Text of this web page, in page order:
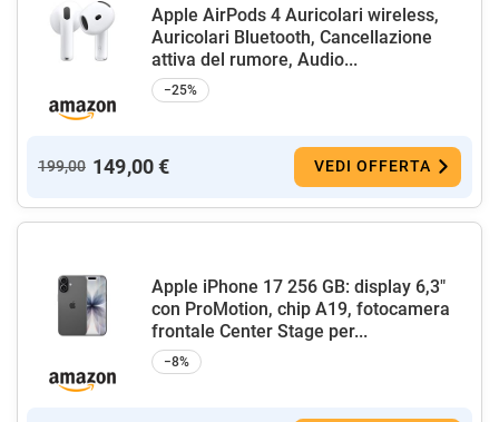
Apple AirPods 4 Auricolari wireless,
Auricolari Bluetooth, Cancellazione
attiva del rumore, Audio...
−25%
199,00 149,00 € VEDI OFFERTA
Apple iPhone 17 256 GB: display 6,3"
con ProMotion, chip A19, fotocamera
frontale Center Stage per...
−8%